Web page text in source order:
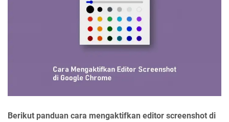
Berikut panduan cara mengaktifkan editor screenshot di